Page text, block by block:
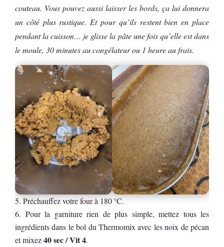
couteau. Vous pouvez aussi laisser les bords, ça lui donnera
un côté plus rustique. Et pour qu’ils restent bien en place
pendant la cuisson… je glisse la pâte une fois qu’elle est dans
le moule, 30 minutes au congélateur ou 1 heure au frais.
Préchauffez votre four à 180 °C.
Pour la garniture rien de plus simple, mettez tous les
ingrédients dans le bol du Thermomix avec les noix de pécan
et mixez40 sec / Vit 4.